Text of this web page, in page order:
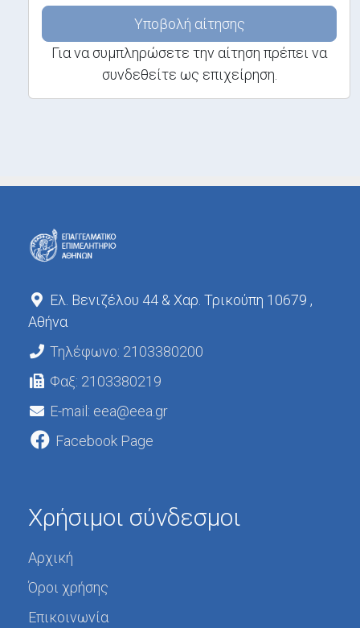
Υποβολή αίτησης
Για να συμπληρώσετε την αίτηση πρέπει να
συνδεθείτε ως επιχείρηση.
Ελ. Βενιζέλου 44 & Χαρ. Τρικούπη 10679 ,
Αθήνα
Τηλέφωνο: 2103380200
Φαξ: 2103380219
E-mail: eea@eea.gr
Facebook Page
Χρήσιμοι σύνδεσμοι
Αρχική
Όροι χρήσης
Επικοινωνία